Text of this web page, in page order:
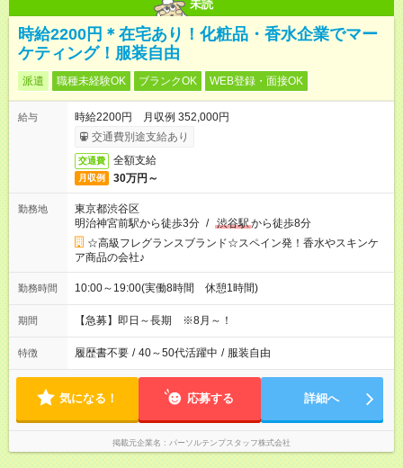
未読
時給2200円＊在宅あり！化粧品・香水企業でマー
ケティング！服装自由
派遣 職種未経験OK ブランクOK WEB登録・面接OK
給与
時給2200円 月収例 352,000円
交通費別途支給あり
交通費 全額支給
月収例 30万円～
勤務地
東京都渋谷区
明治神宮前駅から徒歩3分 / 渋谷駅から徒歩8分
☆高級フレグランスブランド☆スペイン発！香水やスキンケ
ア商品の会社♪
勤務時間 10:00～19:00(実働8時間 休憩1時間)
期間 【急募】即日～長期 ※8月～！
特徴 履歴書不要 / 40～50代活躍中 / 服装自由
気になる！ 応募する 詳細へ
掲載元企業名 パーソルテンプスタッフ株式会社